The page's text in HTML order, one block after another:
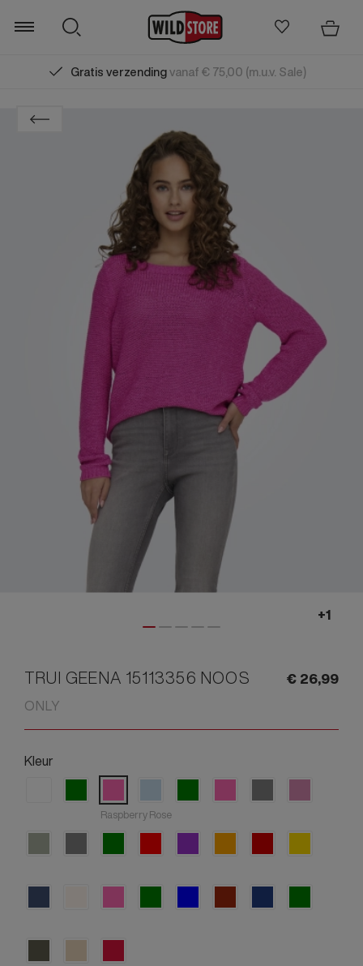
Gratis verzendingvanaf € 75,00 (m.u.v. Sale)
Zoeken
TRUI GEENA 15113356 NOOS
ONLY
€ 26,99
Kleur
Raspberry Rose